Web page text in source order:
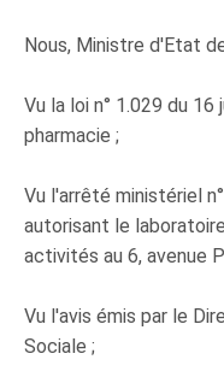
Nous, Ministre d'Etat
Vu la loi n° 1.029 du
pharmacie ;
Vu l'arrêté ministériel
autorisant le
activités au 6, avenue
Vu l'avis émis par le
Sociale ;